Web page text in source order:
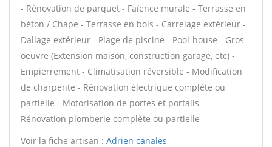
- Rénovation de parquet - Faïence murale - Terrasse en
béton / Chape - Terrasse en bois - Carrelage extérieur -
Dallage extérieur - Plage de piscine - Pool-house - Gros
oeuvre (Extension maison, construction garage, etc) -
Empierrement - Climatisation réversible - Modification
de charpente - Rénovation électrique complète ou
partielle - Motorisation de portes et portails -
Rénovation plomberie complète ou partielle -
Voir la fiche artisan : Adrien canales